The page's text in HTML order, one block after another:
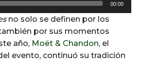
00:00
no solo se definen por los
por sus momentos
año, Moët & Chandon, el
evento, continuó su tradición